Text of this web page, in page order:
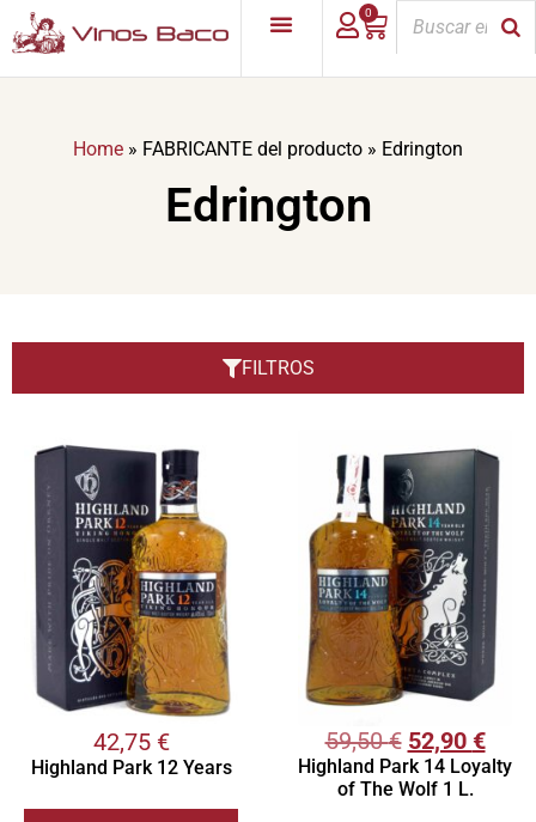
0
Home » FABRICANTE del producto » Edrington
Edrington
42,75 €
Highland Park 12 Years
59,50€ 52,90 €
Highland Park 14 Loyalty
of The Wolf 1 L.
FILTROS